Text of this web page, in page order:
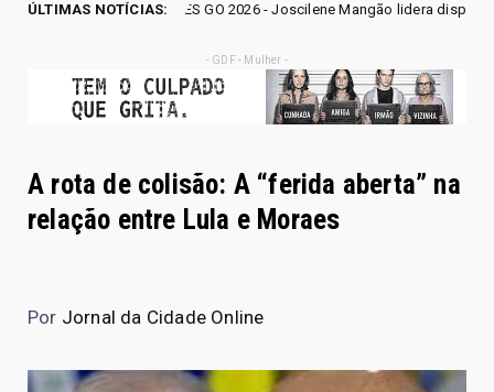
ÚLTIMAS NOTÍCIAS:
GO 2026 - Joscilene Mangão lidera disputa por vaga na Alego
- GDF - Mulher -
A rota de colisão: A “ferida aberta” na
relação entre Lula e Moraes
Por Jornal da Cidade Online